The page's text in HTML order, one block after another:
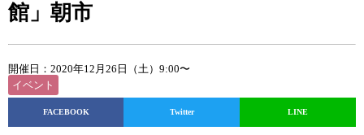
館」朝市
開催日：2020年12月26日（土）9:00〜
イベント
FACEBOOK Twitter LINE